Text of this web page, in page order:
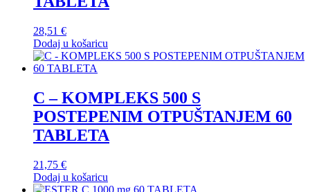
28,51 €
Dodaj u košaricu
C – KOMPLEKS 500 S
POSTEPENIM OTPUŠTANJEM 60
TABLETA
21,75 €
Dodaj u košaricu